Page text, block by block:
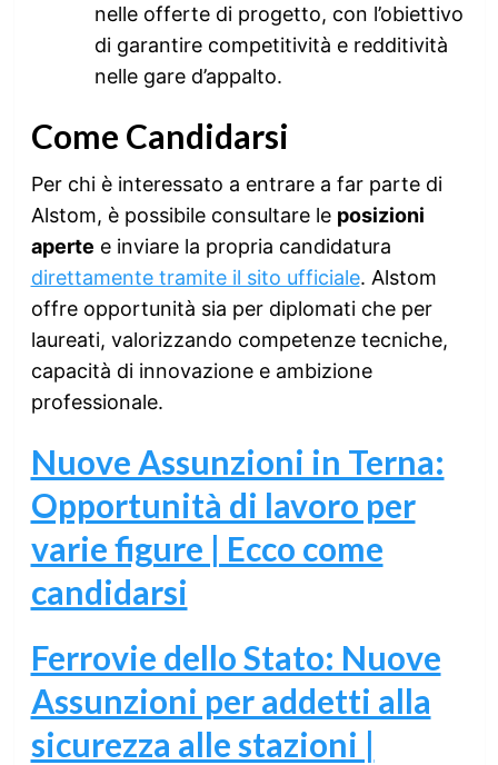
nelle offerte di progetto, con l’obiettivo
di garantire competitività e redditività
nelle gare d’appalto.
Come Candidarsi
Per chi è interessato a entrare a far parte di
Alstom, è possibile consultare le posizioni
aperte e inviare la propria candidatura
direttamente tramite il sito ufficiale. Alstom
offre opportunità sia per diplomati che per
laureati, valorizzando competenze tecniche,
capacità di innovazione e ambizione
professionale.
Nuove Assunzioni in Terna:
Opportunità di lavoro per
varie figure | Ecco come
candidarsi
Ferrovie dello Stato: Nuove
Assunzioni per addetti alla
sicurezza alle stazioni |